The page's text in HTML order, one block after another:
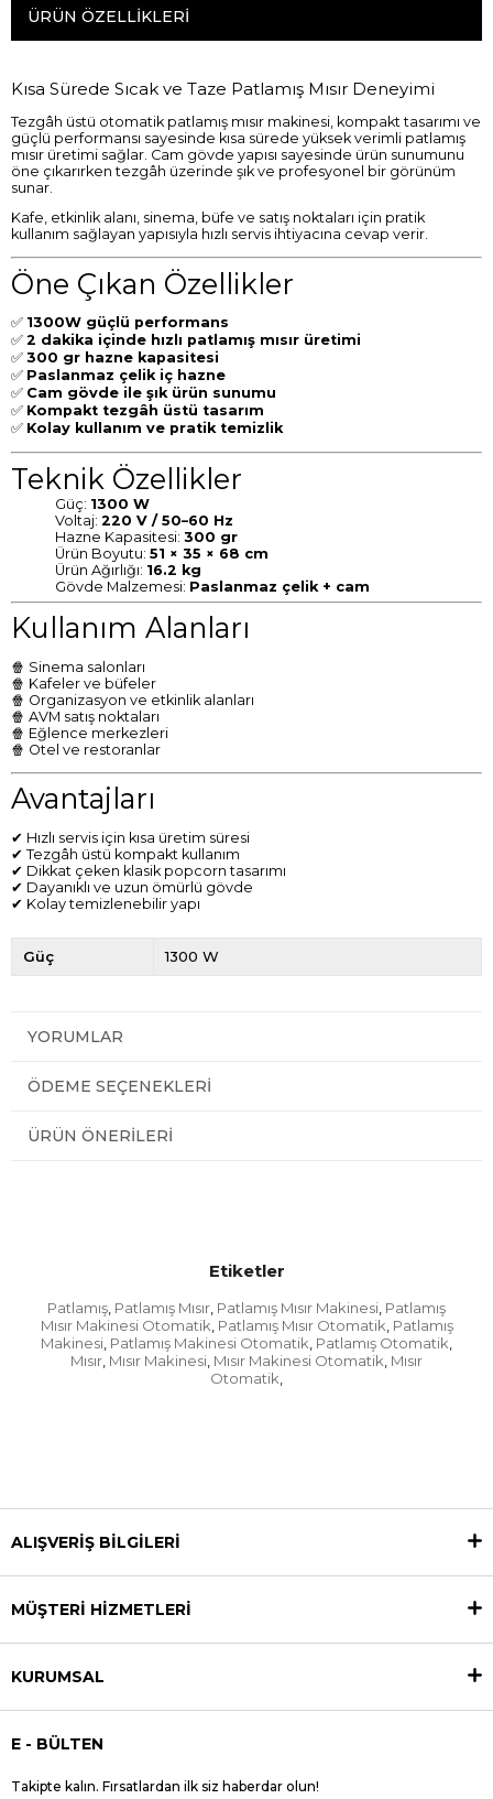
ÜRÜN ÖZELLIKLERI
Kısa Sürede Sıcak ve Taze Patlamış Mısır Deneyimi
Tezgâh üstü otomatik patlamış mısır makinesi, kompakt tasarımı ve
güçlü performansı sayesinde kısa sürede yüksek verimli patlamış
mısır üretimi sağlar. Cam gövde yapısı sayesinde ürün sunumunu
öne çıkarırken tezgâh üzerinde şık ve profesyonel bir görünüm
sunar.
Kafe, etkinlik alanı, sinema, büfe ve satış noktaları için pratik
kullanım sağlayan yapısıyla hızlı servis ihtiyacına cevap verir.
Öne Çıkan Özellikler
✅ 1300W güçlü performans
✅ 2 dakika içinde hızlı patlamış mısır üretimi
✅ 300 gr hazne kapasitesi
✅ Paslanmaz çelik iç hazne
✅ Cam gövde ile şık ürün sunumu
✅ Kompakt tezgâh üstü tasarım
✅ Kolay kullanım ve pratik temizlik
Teknik Özellikler
Güç: 1300 W
Voltaj: 220 V / 50–60 Hz
Hazne Kapasitesi: 300 gr
Ürün Boyutu: 51 × 35 × 68 cm
Ürün Ağırlığı: 16.2 kg
Gövde Malzemesi: Paslanmaz çelik + cam
Kullanım Alanları
🍿 Sinema salonları
🍿 Kafeler ve büfeler
🍿 Organizasyon ve etkinlik alanları
🍿 AVM satış noktaları
🍿 Eğlence merkezleri
🍿 Otel ve restoranlar
Avantajları
✔ Hızlı servis için kısa üretim süresi
✔ Tezgâh üstü kompakt kullanım
✔ Dikkat çeken klasik popcorn tasarımı
✔ Dayanıklı ve uzun ömürlü gövde
✔ Kolay temizlenebilir yapı
Güç 1300 W
YORUMLAR
ÖDEME SEÇENEKLERI
ÜRÜN ÖNERILERI
Etiketler
Patlamış Patlamış Mısır Patlamış Mısır Makinesi Patlamış
Mısır Makinesi Otomatik Patlamış Mısır Otomatik Patlamış
Makinesi Patlamış Makinesi Otomatik Patlamış Otomatik
Mısır Mısır Makinesi Mısır Makinesi Otomatik Mısır
Otomatik
ALIŞVERİŞ BİLGİLERİ
MÜŞTERİ HİZMETLERİ
KURUMSAL
E - BÜLTEN
Takipte kalın. Fırsatlardan ilk siz haberdar olun!